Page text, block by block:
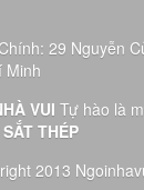
29 Nguyễn
Minh
VUI Tự hào là
THÉP